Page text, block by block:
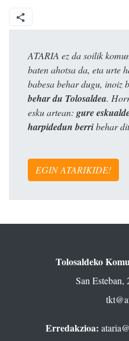
ATARIA ez da soilik
baten ahotsa da, eta urte
babesa behar dugu, inoiz
behar du Tolosaldea.
esku artean: gure
harpidedun berribehar
EGIN ATARIKIDE!
Tolosaldeko
San Esteban,
Erredakzioa: